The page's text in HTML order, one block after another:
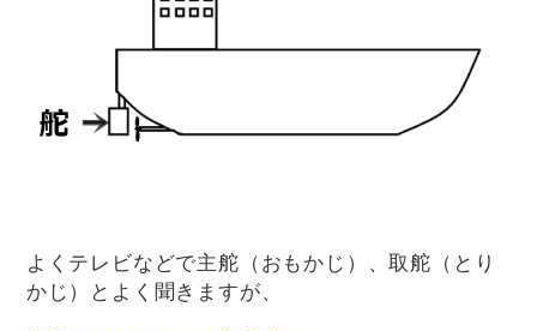
よくテレビなどで主舵（おもかじ）、取舵（とり
かじ）とよく聞きますが、